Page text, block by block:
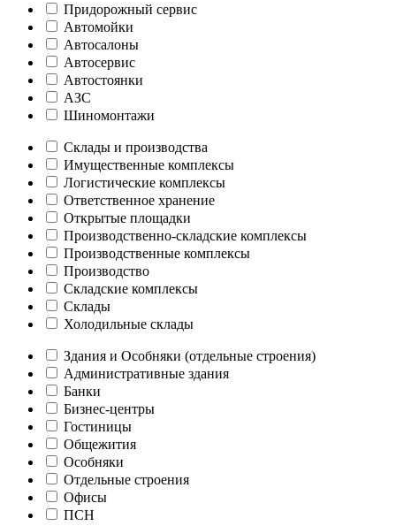
Придорожный сервис
Автомойки
Автосалоны
Автосервис
Автостоянки
АЗС
Шиномонтажи
Склады и производства
Имущественные комплексы
Логистические комплексы
Ответственное хранение
Открытые площадки
Производственно-складские комплексы
Производственные комплексы
Производство
Складские комплексы
Склады
Холодильные склады
Здания и Особняки (отдельные строения)
Административные здания
Банки
Бизнес-центры
Гостиницы
Общежития
Особняки
Отдельные строения
Офисы
ПСН